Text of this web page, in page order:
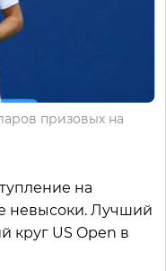
призовых на
на
невысоки. Лучший
круг US Open в